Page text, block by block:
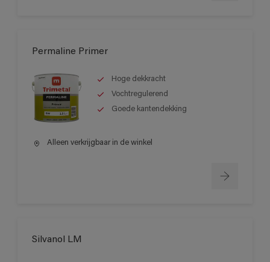
Permaline Primer
Hoge dekkracht
Vochtregulerend
Goede kantendekking
Alleen verkrijgbaar in de winkel
Silvanol LM